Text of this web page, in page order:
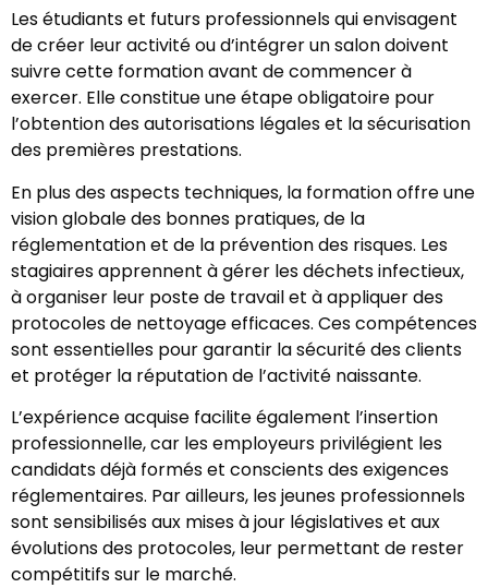
Les étudiants et futurs professionnels qui envisagent
de créer leur activité ou d’intégrer un salon doivent
suivre cette formation avant de commencer à
exercer. Elle constitue une étape obligatoire pour
l’obtention des autorisations légales et la sécurisation
des premières prestations.
En plus des aspects techniques, la formation offre une
vision globale des bonnes pratiques, de la
réglementation et de la prévention des risques. Les
stagiaires apprennent à gérer les déchets infectieux,
à organiser leur poste de travail et à appliquer des
protocoles de nettoyage efficaces. Ces compétences
sont essentielles pour garantir la sécurité des clients
et protéger la réputation de l’activité naissante.
L’expérience acquise facilite également l’insertion
professionnelle, car les employeurs privilégient les
candidats déjà formés et conscients des exigences
réglementaires. Par ailleurs, les jeunes professionnels
sont sensibilisés aux mises à jour législatives et aux
évolutions des protocoles, leur permettant de rester
compétitifs sur le marché.